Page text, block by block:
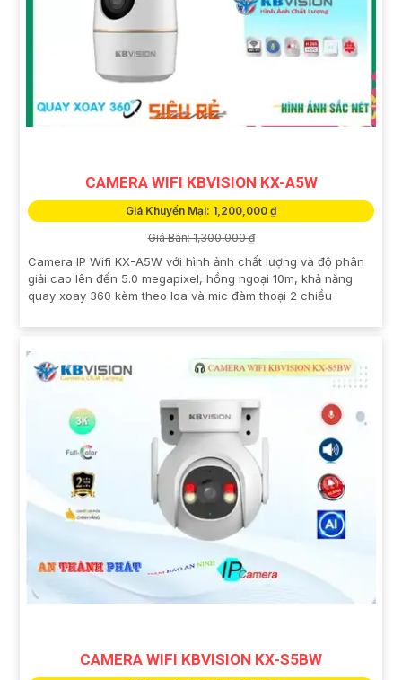
CAMERA WIFI KBVISION KX-A5W
Giá Khuyến Mại: 1,200,000 ₫
Giá Bán: 1,300,000 ₫
Camera IP Wifi KX-A5W với hình ảnh chất lượng và độ phân
giải cao lên đến 5.0 megapixel, hồng ngoại 10m, khả năng
quay xoay 360 kèm theo loa và mic đàm thoại 2 chiều
CAMERA WIFI KBVISION KX-S5BW